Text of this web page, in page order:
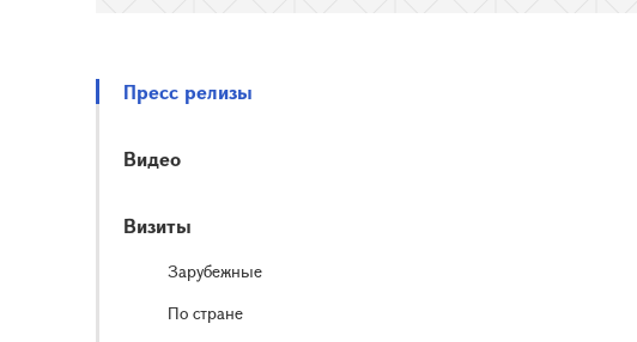
Пресс релизы
Видео
Визиты
Зарубежные
По стране